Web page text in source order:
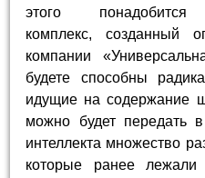
этого понадобится
комплекс, созданный
компании
будете способны
идущие на содержание
можно будет передать в
интеллекта множество
которые ранее лежали